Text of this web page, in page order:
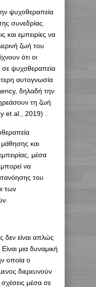
ψυχοθεραπεία
συνεδρίας.
και εμπειρίες να
ζωή του
ότι οι
ψυχοθεραπεία
αυτογνωσία
δηλαδή την
τη ζωή
et al., 2019) .
μάθησης και
μέσα
να
του
των
δεν είναι απλώς
μια δυναμική
οποία ο
διερευνούν
σχέσεις μέσα σε